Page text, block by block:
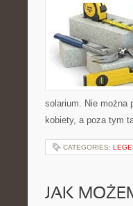
solarium. Nie można
kobiety, a poza tym
CATEGORIES:
JAK